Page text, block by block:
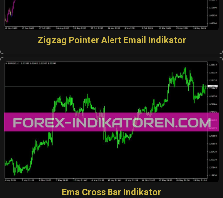
Zigzag Pointer Alert Email Indikator
Ema Cross Bar Indikator